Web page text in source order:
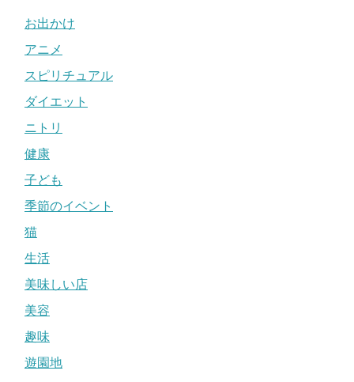
お出かけ
アニメ
スピリチュアル
ダイエット
ニトリ
健康
子ども
季節のイベント
猫
生活
美味しい店
美容
趣味
遊園地